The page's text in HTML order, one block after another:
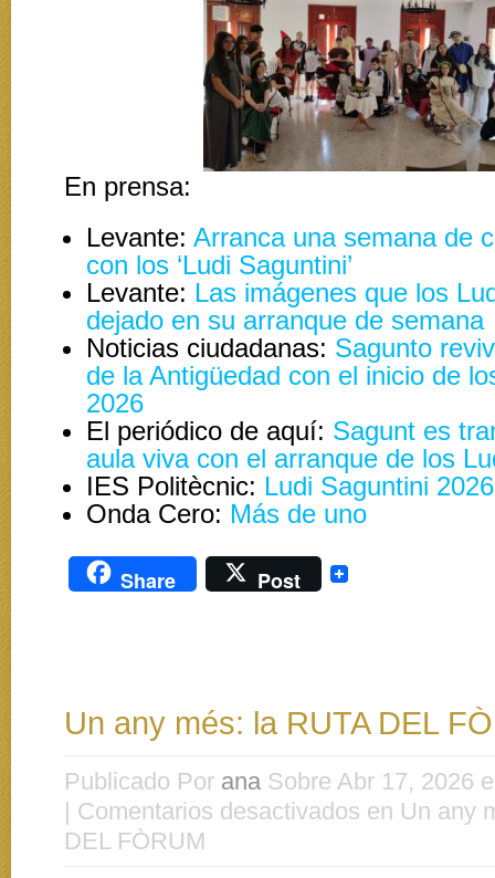
En prensa:
Levante: Arranca una semana de
con los ‘Ludi Saguntini’
Levante: Las imágenes que los
dejado en su arranque de semana
Noticias ciudadanas: Sagunto
de la Antigüedad con el inicio de
2026
El periódico de aquí: Sagunt es
aula viva con el arranque de los
IES Politècnic: Ludi Saguntini 2026
Onda Cero: Más de uno
Share Post
Un any més: la RUTA DEL
Publicado Por ana Sobre Abr 17, 2026
| Comentarios desactivados en Un any
DEL FÒRUM